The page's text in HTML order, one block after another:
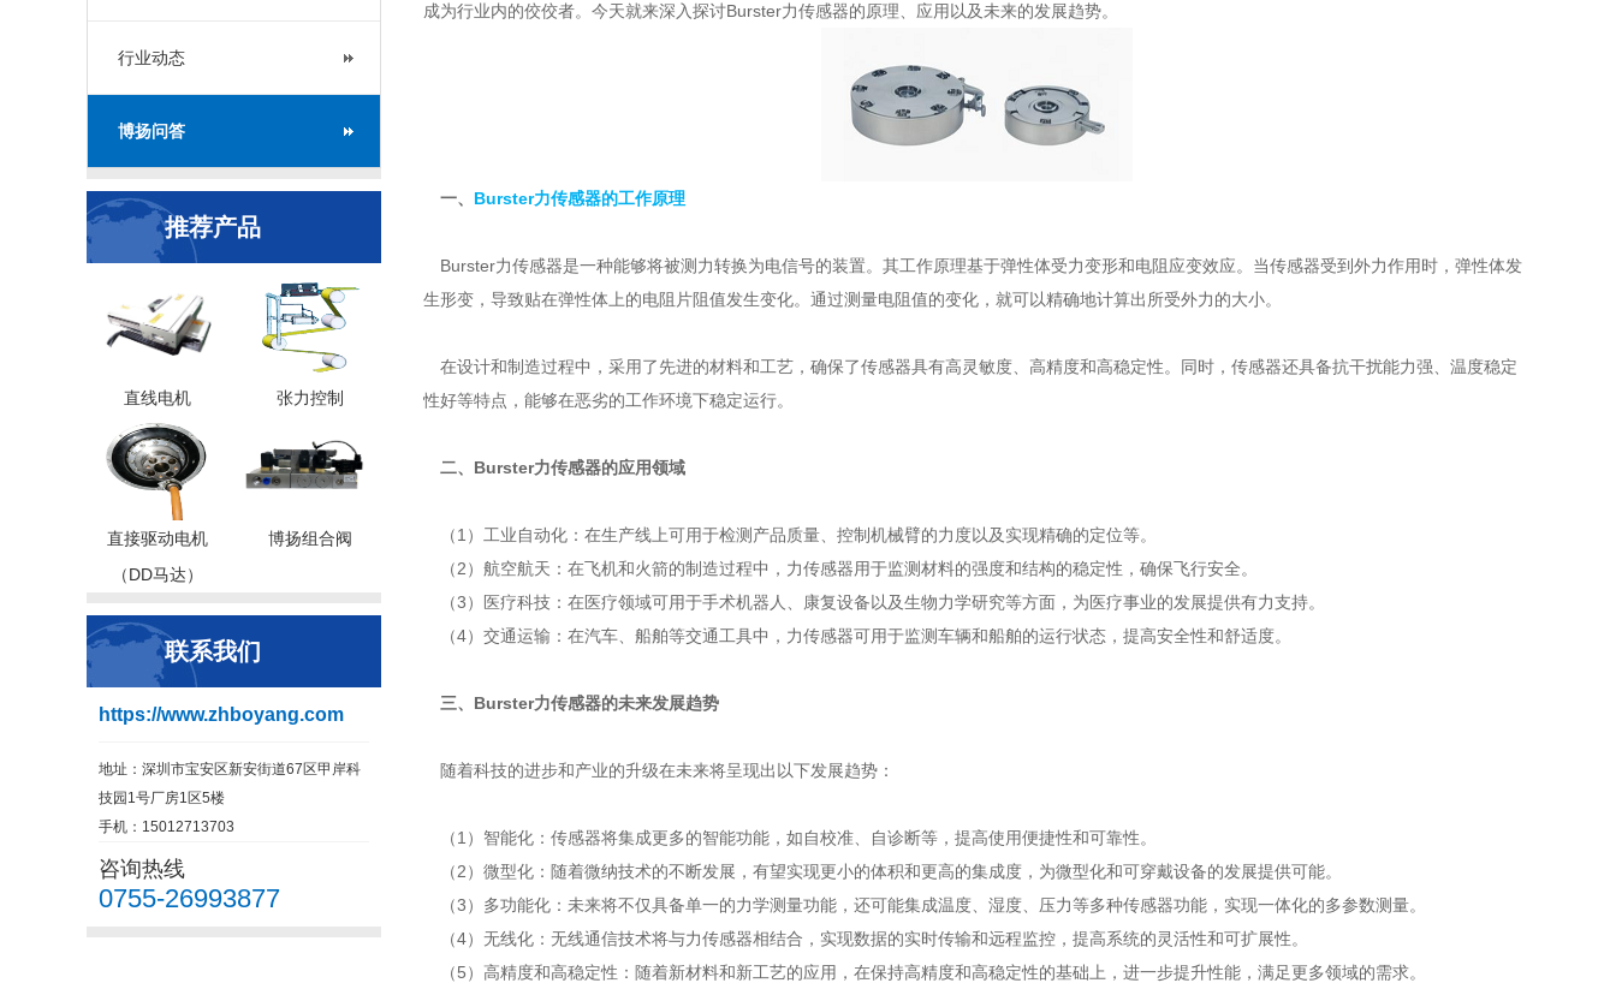
行业动态
博扬问答
推荐产品
直线电机 张力控制
直接驱动电机
（DD马达）
博扬组合阀
联系我们
https://www.zhboyang.com
地址：深圳市宝安区新安街道67区甲岸科
技园1号厂房1区5楼
手机：15012713703
咨询热线
0755-26993877
成为行业内的佼佼者。今天就来深入探讨Burster力传感器的原理、应用以及未来的发展趋势。
一、 Burster力传感器的工作原理
Burster力传感器是一种能够将被测力转换为电信号的装置。其工作原理基于弹性体受力变形和电阻应变效应。当传感器受到外力作用时，弹性体发
生形变，导致贴在弹性体上的电阻片阻值发生变化。通过测量电阻值的变化，就可以精确地计算出所受外力的大小。
在设计和制造过程中，采用了先进的材料和工艺，确保了传感器具有高灵敏度、高精度和高稳定性。同时，传感器还具备抗干扰能力强、温度稳定
性好等特点，能够在恶劣的工作环境下稳定运行。
二、Burster力传感器的应用领域
（1）工业自动化：在生产线上可用于检测产品质量、控制机械臂的力度以及实现精确的定位等。
（2）航空航天：在飞机和火箭的制造过程中，力传感器用于监测材料的强度和结构的稳定性，确保飞行安全。
（3）医疗科技：在医疗领域可用于手术机器人、康复设备以及生物力学研究等方面，为医疗事业的发展提供有力支持。
（4）交通运输：在汽车、船舶等交通工具中，力传感器可用于监测车辆和船舶的运行状态，提高安全性和舒适度。
三、Burster力传感器的未来发展趋势
随着科技的进步和产业的升级在未来将呈现出以下发展趋势：
（1）智能化：传感器将集成更多的智能功能，如自校准、自诊断等，提高使用便捷性和可靠性。
（2）微型化：随着微纳技术的不断发展，有望实现更小的体积和更高的集成度，为微型化和可穿戴设备的发展提供可能。
（3）多功能化：未来将不仅具备单一的力学测量功能，还可能集成温度、湿度、压力等多种传感器功能，实现一体化的多参数测量。
（4）无线化：无线通信技术将与力传感器相结合，实现数据的实时传输和远程监控，提高系统的灵活性和可扩展性。
（5）高精度和高稳定性：随着新材料和新工艺的应用，在保持高精度和高稳定性的基础上，进一步提升性能，满足更多领域的需求。